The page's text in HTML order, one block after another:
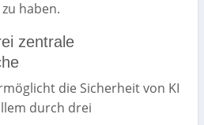
haben.
zentrale
die Sicherheit von KI
durch drei